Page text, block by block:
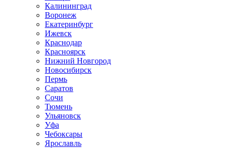
Калининград
Воронеж
Екатеринбург
Ижевск
Краснодар
Красноярск
Нижний Новгород
Новосибирск
Пермь
Саратов
Сочи
Тюмень
Ульяновск
Уфа
Чебоксары
Ярославль